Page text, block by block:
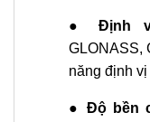
● Định
GLONASS,
năng định
●Độ bền